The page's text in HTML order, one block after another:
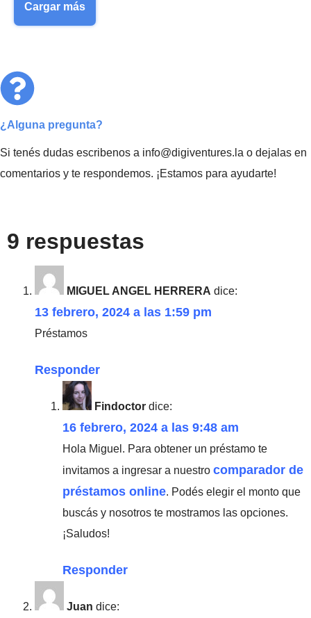
Cargar más
¿Alguna pregunta?
Si tenés dudas escribenos a info@digiventures.la o dejalas en
comentarios y te respondemos. ¡Estamos para ayudarte!
9 respuestas
MIGUEL ANGEL HERRERA dice:
13 febrero, 2024 a las 1:59 pm
Préstamos
Responder
Findoctor dice:
16 febrero, 2024 a las 9:48 am
Hola Miguel. Para obtener un préstamo te
invitamos a ingresar a nuestro comparador de
préstamos online. Podés elegir el monto que
buscás y nosotros te mostramos las opciones.
¡Saludos!
Responder
Juan dice: